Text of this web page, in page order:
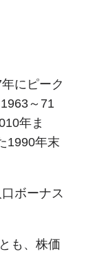
にピーク
～71
年ま
1990年末
ボーナス
も、株価